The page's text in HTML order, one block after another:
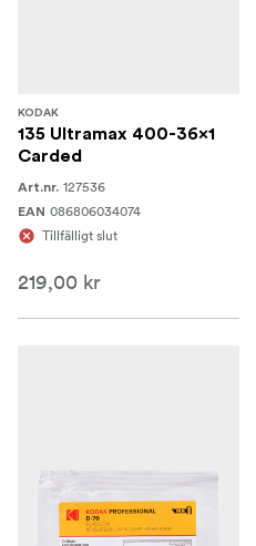
KODAK
135 Ultramax 400-36x1
Carded
Art.nr. 127536
EAN 086806034074
Tillfälligt slut
219,00 kr